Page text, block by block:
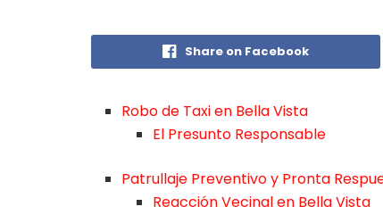
Share on Facebook
Robo de Taxi en Bella Vista
El Presunto Responsable
Patrullaje Preventivo y Pronta
Reacción Vecinal en Bella Vista